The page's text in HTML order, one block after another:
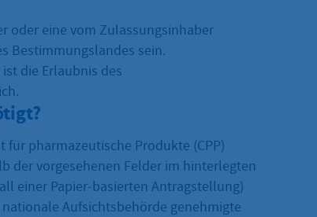
oder eine vom Zulassungsinhaber
Bestimmungslandes sein.
die Erlaubnis des
pharmazeutische Produkte (CPP)
der vorgesehenen Felder im hinterlegten
einer Papier-basierten Antragstellung)
Aufsichtsbehörde genehmigte